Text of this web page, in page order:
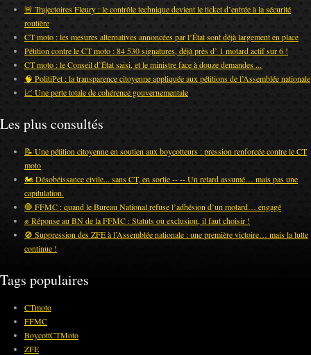
🚨 Trajectoires Fleury : le contrôle technique devient le ticket d’entrée à la sécurité
routière
CT moto : les mesures alternatives annoncées par l’État sont déjà largement en place
Pétition contre le CT moto : 84 530 signatures, déjà près d’ 1 motard actif sur 6 !
CT moto : le Conseil d’État saisi, et le ministre face à douze demandes ...
🧠 PolitiPet : la transparence citoyenne appliquée aux pétitions de l’Assemblée nationale
📈 Une perte totale de cohérence gouvernementale
Les plus consultés
📝 Une pétition citoyenne en soutien aux boycotteurs : pression renforcée contre le CT
moto
🏍️ Désobéissance civile... sans CT, en sortie -- -- Un retard assumé… mais pas une
capitulation.
🛑 FFMC : quand le Bureau National refuse l’adhésion d’un motard… engagé
✊ Réponse au BN de la FFMC : Statuts ou exclusion, il faut choisir !
🚫 Suppression des ZFE à l’Assemblée nationale : une première victoire… mais la lutte
continue !
Tags populaires
CTmoto
FFMC
BoycottCTMoto
ZFE